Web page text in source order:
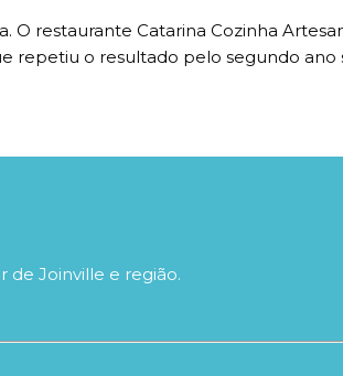
restaurante Catarina Cozinha
repetiu o resultado pelo segundo
de Joinville e região.